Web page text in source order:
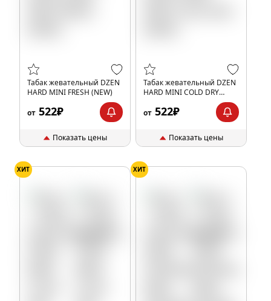
Табак жевательный DZEN
HARD MINI FRESH (NEW)
от 522₽
Показать цены
Табак жевательный DZEN
HARD MINI COLD DRY
от 522₽
Показать цены
ХИТ ХИТ